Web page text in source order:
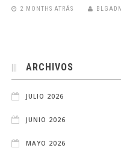
2 MONTHS ATRÁS
ARCHIVOS
JULIO 2026
JUNIO 2026
MAYO 2026